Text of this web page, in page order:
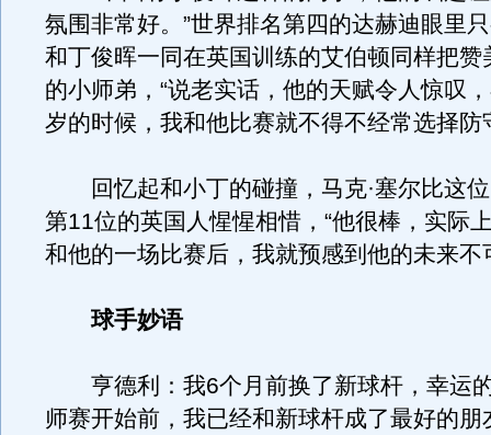
氛围非常好。”世界排名第四的达赫迪眼里
和丁俊晖一同在英国训练的艾伯顿同样把赞
的小师弟，“说老实话，他的天赋令人惊叹
岁的时候，我和他比赛就不得不经常选择防
回忆起和小丁的碰撞，马克·塞尔比这位
第11位的英国人惺惺相惜，“他很棒，实际
和他的一场比赛后，我就预感到他的未来不
球手妙语
亨德利：我6个月前换了新球杆，幸运
师赛开始前，我已经和新球杆成了最好的朋